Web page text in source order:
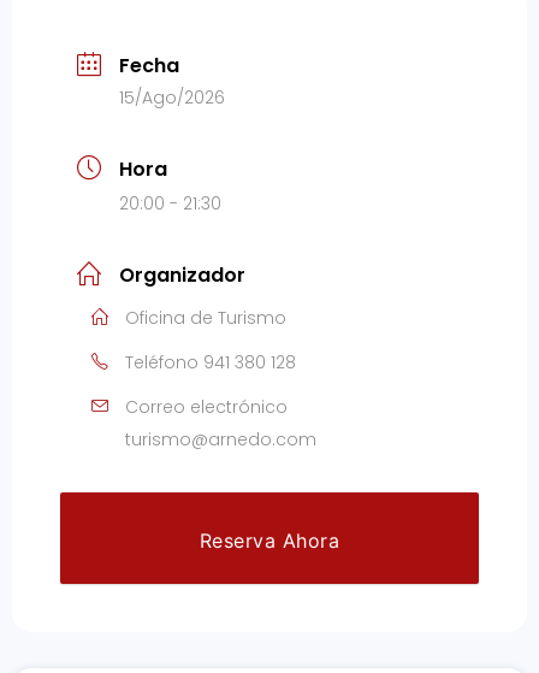
Fecha
15/Ago/2026
Hora
20:00 - 21:30
Organizador
Oficina de Turismo
Teléfono 941 380 128
Correo electrónico
turismo@arnedo.com
Reserva Ahora